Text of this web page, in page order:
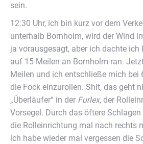
sein.
12:30 Uhr, ich bin kurz vor dem
unterhalb Bornholm, wird der Wind
ja vorausgesagt, aber ich dachte
auf 15 Meilen an Bornholm ran.
Meilen und ich entschließe mich bei
die Fock einzurollen. Shit, das geht
„Überläufer“ in der Furlex, der
Vorsegel. Durch das öftere
die Rolleinrichtung mal nach rechts
ich habe wieder mal vergessen die